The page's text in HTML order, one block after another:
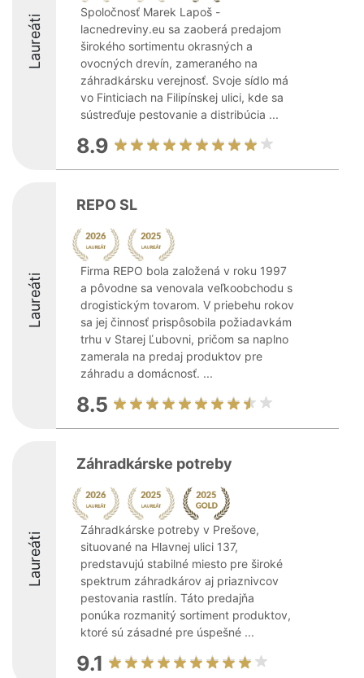
Laureáti
Spoločnosť Marek Lapoš -
lacnedreviny.eu sa zaoberá predajom
širokého sortimentu okrasných a
ovocných drevín, zameraného na
záhradkársku verejnosť. Svoje sídlo má
vo Finticiach na Filipínskej ulici, kde sa
sústreďuje pestovanie a distribúcia ...
8.9
Laureáti
REPO SL
Firma REPO bola založená v roku 1997
a pôvodne sa venovala veľkoobchodu s
drogistickým tovarom. V priebehu rokov
sa jej činnosť prispôsobila požiadavkám
trhu v Starej Ľubovni, pričom sa naplno
zamerala na predaj produktov pre
záhradu a domácnosť. ...
8.5
Laureáti
Záhradkárske potreby
Záhradkárske potreby v Prešove,
situované na Hlavnej ulici 137,
predstavujú stabilné miesto pre široké
spektrum záhradkárov aj priaznivcov
pestovania rastlín. Táto predajňa
ponúka rozmanitý sortiment produktov,
ktoré sú zásadné pre úspešné ...
9.1